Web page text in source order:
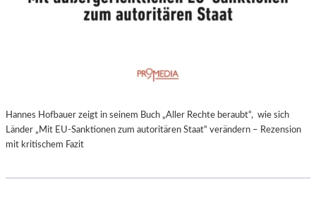
Hannes Hofbauer zeigt in seinem Buch „Aller Rechte beraubt“, wie sich
Länder „Mit EU-Sanktionen zum autoritären Staat“ verändern – Rezension
mit kritischem Fazit